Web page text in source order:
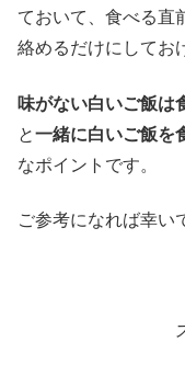
ておいて、食べる直
絡めるだけにしてお
味がない白いご飯は
と一緒に白いご飯を
なポイントです。
ご参考になれば幸い